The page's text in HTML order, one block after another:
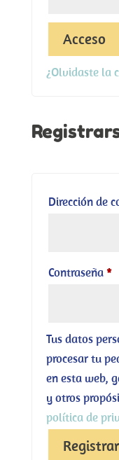
Acceso
¿Olvidaste la
Dirección de
Contraseña*
Tus datos
procesar tu
en esta web,
y otros
política de